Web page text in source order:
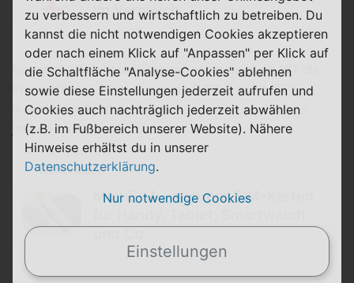
im Vergleich
Neben der Telekom hat unter anderem auch 1&1 die
Preise der1&1 Multi-Cardvon 3,99 € auf 4,99 €
monatlich erhöht (beiHandys mit Vertragist eine
jedoch kostenfrei).
Weiterlesen
MultiSIM - mehrere SIM-Karten
zu verbessern und wirtschaftlich zu betreiben. Du
kannst die nicht notwendigen Cookies akzeptieren
oder nach einem Klick auf "Anpassen" per Klick auf
die Schaltfläche "Analyse-Cookies" ablehnen
sowie diese Einstellungen jederzeit aufrufen und
Cookies auch nachträglich jederzeit abwählen
(z.B. im Fußbereich unserer Website). Nähere
Hinweise erhältst du in unserer
Datenschutzerklärung.
Nur notwendige Cookies
Einstellungen